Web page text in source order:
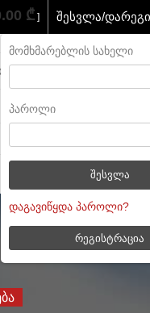
₾ ] შესვლა/
მომხმარებლის სახელი
პაროლი
ᲓᲐᲒᲐᲕᲘᲬᲧᲓᲐ ᲞᲐᲠᲝᲚᲘ?
ᲠᲔᲒᲘᲡᲢᲠᲐᲪᲘᲐ